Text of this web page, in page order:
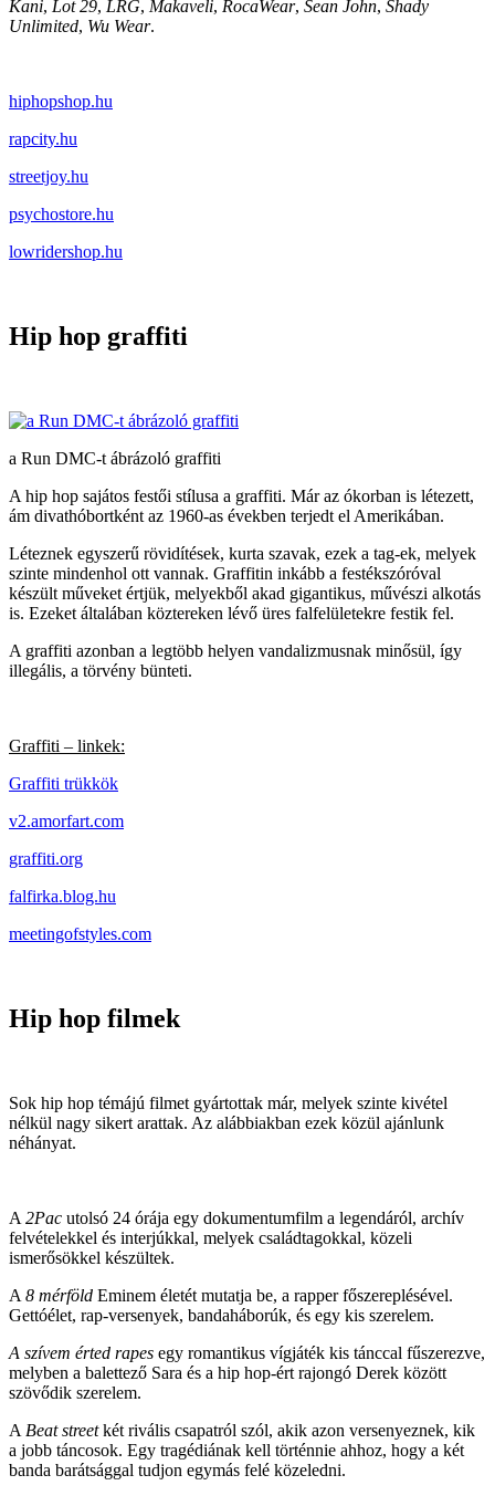
Kani, Lot 29, LRG, Makaveli, RocaWear, Sean John, Shady
Unlimited, Wu Wear.
hiphopshop.hu
rapcity.hu
streetjoy.hu
psychostore.hu
lowridershop.hu
Hip hop graffiti
a Run DMC-t ábrázoló graffiti
A hip hop sajátos festői stílusa a graffiti. Már az ókorban is létezett,
ám divathóbortként az 1960-as években terjedt el Amerikában.
Léteznek egyszerű rövidítések, kurta szavak, ezek a tag-ek, melyek
szinte mindenhol ott vannak. Graffitin inkább a festékszóróval
készült műveket értjük, melyekből akad gigantikus, művészi alkotás
is. Ezeket általában köztereken lévő üres falfelületekre festik fel.
A graffiti azonban a legtöbb helyen vandalizmusnak minősül, így
illegális, a törvény bünteti.
Graffiti – linkek:
Graffiti trükkök
v2.amorfart.com
graffiti.org
falfirka.blog.hu
meetingofstyles.com
Hip hop filmek
Sok hip hop témájú filmet gyártottak már, melyek szinte kivétel
nélkül nagy sikert arattak. Az alábbiakban ezek közül ajánlunk
néhányat.
A 2Pac utolsó 24 órája egy dokumentumfilm a legendáról, archív
felvételekkel és interjúkkal, melyek családtagokkal, közeli
ismerősökkel készültek.
A 8 mérföld Eminem életét mutatja be, a rapper főszereplésével.
Gettóélet, rap-versenyek, bandaháborúk, és egy kis szerelem.
A szívem érted rapes egy romantikus vígjáték kis tánccal fűszerezve,
melyben a balettező Sara és a hip hop-ért rajongó Derek között
szövődik szerelem.
A Beat streetkét rivális csapatról szól, akik azon versenyeznek, kik
a jobb táncosok. Egy tragédiának kell történnie ahhoz, hogy a két
banda barátsággal tudjon egymás felé közeledni.